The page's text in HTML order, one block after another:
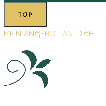
TOP
MEIN ANGEBOT AN DICH